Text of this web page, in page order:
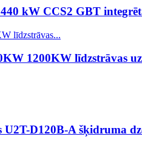
kW CCS2 GBT
1200KW līdzstrāvas
D120B-A šķidruma